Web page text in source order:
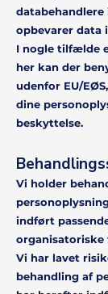
databehandlere
opbevarer data
I nogle tilfælde
her kan der
udenfor EU/
dine
beskyttelse.
Vi holder
indført
Vi har lavet
behandling af